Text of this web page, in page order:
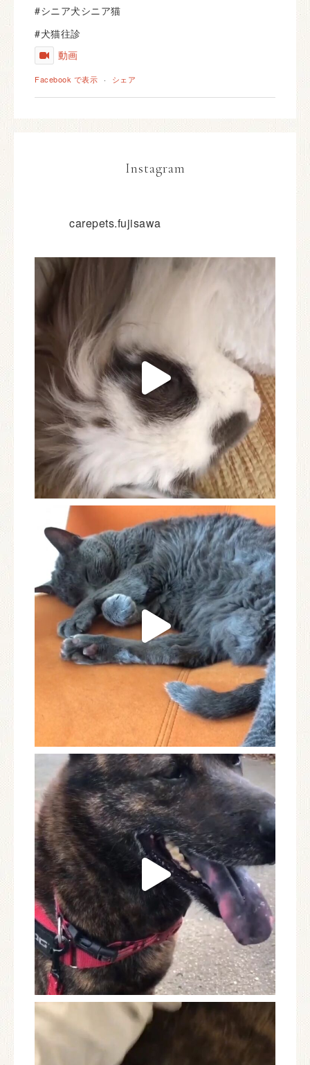
#シニア犬シニア猫
#犬猫往診
動画
Facebook で表示 · シェア
Instagram
carepets.fujisawa